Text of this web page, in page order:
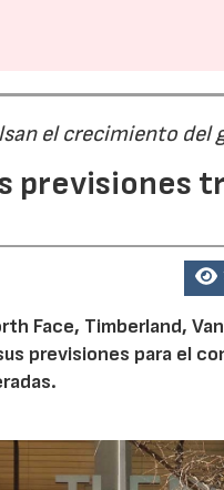
el crecimiento del
previsiones
Face, Timberland,
previsiones para el